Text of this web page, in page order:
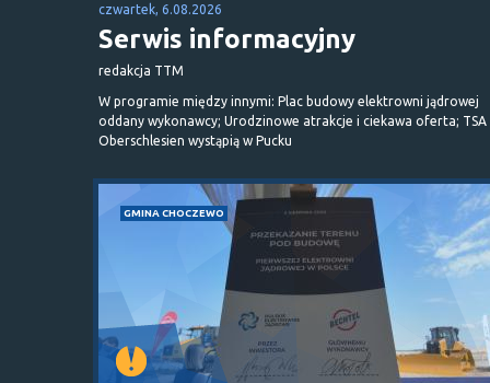
czwartek, 6.08.2026
Serwis informacyjny
redakcja TTM
W programie między innymi: Plac budowy elektrowni jądrowej
oddany wykonawcy; Urodzinowe atrakcje i ciekawa oferta; TSA
Oberschlesien wystąpią w Pucku
GMINA CHOCZEWO